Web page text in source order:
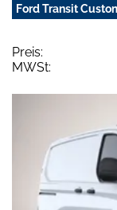
Ford Transit
Preis:
MWSt: